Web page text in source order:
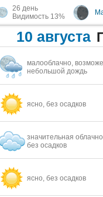
26 день
Видимость 13%
10 августа
малооблачно,
небольшой дождь
ясно, без осадков
значительная
без осадков
ясно, без осадков